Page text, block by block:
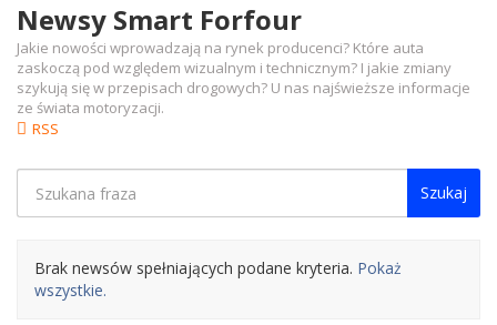
Newsy Smart Forfour
RSS
Jakie nowości wprowadzają na rynek producenci? Które auta
zaskoczą pod względem wizualnym i technicznym? I jakie zmiany
szykują się w przepisach drogowych? U nas najświeższe informacje
ze świata motoryzacji.
Szukaj
Brak newsów spełniających podane kryteria. Pokaż
wszystkie.